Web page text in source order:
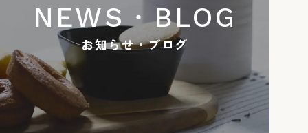
NEWS・BLOG
お知らせ・ブログ